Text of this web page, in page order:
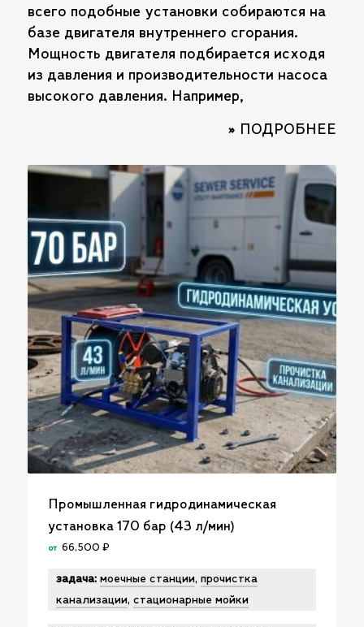
всего подобные установки собираются на
базе двигателя внутреннего сгорания.
Мощность двигателя подбирается исходя
из давления и производительности насоса
высокого давления. Например,
» ПОДРОБНЕЕ
Промышленная гидродинамическая
установка 170 бар (43 л/мин)
от 66,500 ₽
задача: моечные станции, прочистка
канализации, стационарные мойки